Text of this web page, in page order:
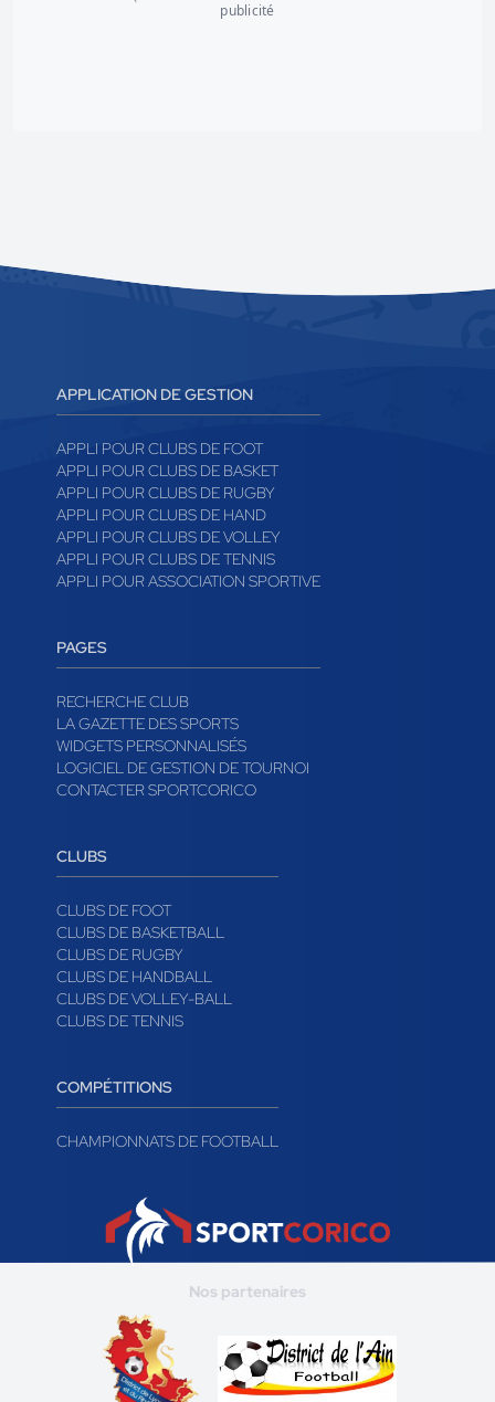
publicité
APPLICATION DE GESTION
APPLI POUR CLUBS DE FOOT
APPLI POUR CLUBS DE BASKET
APPLI POUR CLUBS DE RUGBY
APPLI POUR CLUBS DE HAND
APPLI POUR CLUBS DE VOLLEY
APPLI POUR CLUBS DE TENNIS
APPLI POUR ASSOCIATION SPORTIVE
PAGES
RECHERCHE CLUB
LA GAZETTE DES SPORTS
WIDGETS PERSONNALISÉS
LOGICIEL DE GESTION DE TOURNOI
CONTACTER SPORTCORICO
CLUBS
CLUBS DE FOOT
CLUBS DE BASKETBALL
CLUBS DE RUGBY
CLUBS DE HANDBALL
CLUBS DE VOLLEY-BALL
CLUBS DE TENNIS
COMPÉTITIONS
CHAMPIONNATS DE FOOTBALL
Nos partenaires